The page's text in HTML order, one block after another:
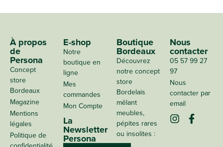
À propos
de
Persona
Concept
store
Bordeaux
Magazine
Mentions
légales
Politique de
E-shop
Notre
boutique en
ligne
Mes
commandes
Mon Compte
La
Newsletter
Persona
Boutique
Bordeaux
Découvrez
notre concept
store
Bordelais
mêlant
meubles,
pépites rares
ou insolites :
Nous
contacter
05 57 99 27
97
Nous
contacter par
email